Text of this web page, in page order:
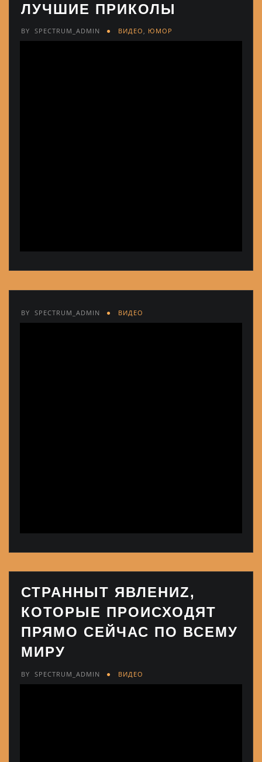
ЛУЧШИЕ ПРИКОЛЫ
BY SPECTRUM_ADMIN ВИДЕО , ЮМОР
BY SPECTRUM_ADMIN ВИДЕО
СТРАННЫT ЯВЛЕНИZ,
КОТОРЫЕ ПРОИСХОДЯТ
ПРЯМО СЕЙЧАС ПО ВСЕМУ
МИРУ
BY SPECTRUM_ADMIN ВИДЕО